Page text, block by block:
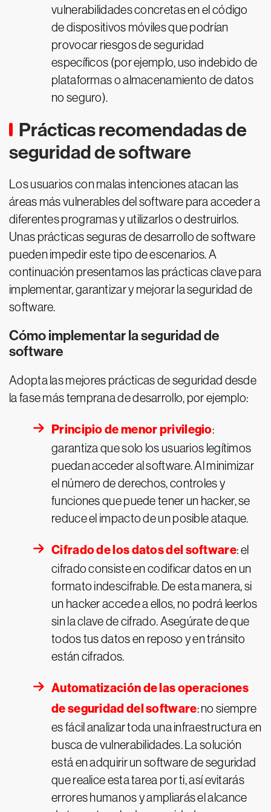
vulnerabilidades concretas en el código
de dispositivos móviles que podrían
provocar riesgos de seguridad
específicos (por ejemplo, uso indebido de
plataformas o almacenamiento de datos
no seguro).
Prácticas recomendadas de
seguridad de software
Los usuarios con malas intenciones atacan las
áreas más vulnerables del software para acceder a
diferentes programas y utilizarlos o destruirlos.
Unas prácticas seguras de desarrollo de software
pueden impedir este tipo de escenarios. A
continuación presentamos las prácticas clave para
implementar, garantizar y mejorar la seguridad de
software.
Cómo implementar la seguridad de
software
Adopta las mejores prácticas de seguridad desde
la fase más temprana de desarrollo, por ejemplo:
Principio de menor privilegio:
garantiza que solo los usuarios legítimos
puedan acceder al software. Al minimizar
el número de derechos, controles y
funciones que puede tener un hacker, se
reduce el impacto de un posible ataque.
Cifrado de los datos del software: el
cifrado consiste en codificar datos en un
formato indescifrable. De esta manera, si
un hacker accede a ellos, no podrá leerlos
sin la clave de cifrado. Asegúrate de que
todos tus datos en reposo y en tránsito
están cifrados.
Automatización de las operaciones
de seguridad del software: no siempre
es fácil analizar toda una infraestructura en
busca de vulnerabilidades. La solución
está en adquirir un software de seguridad
que realice esta tarea por ti, así evitarás
errores humanos y ampliarás el alcance